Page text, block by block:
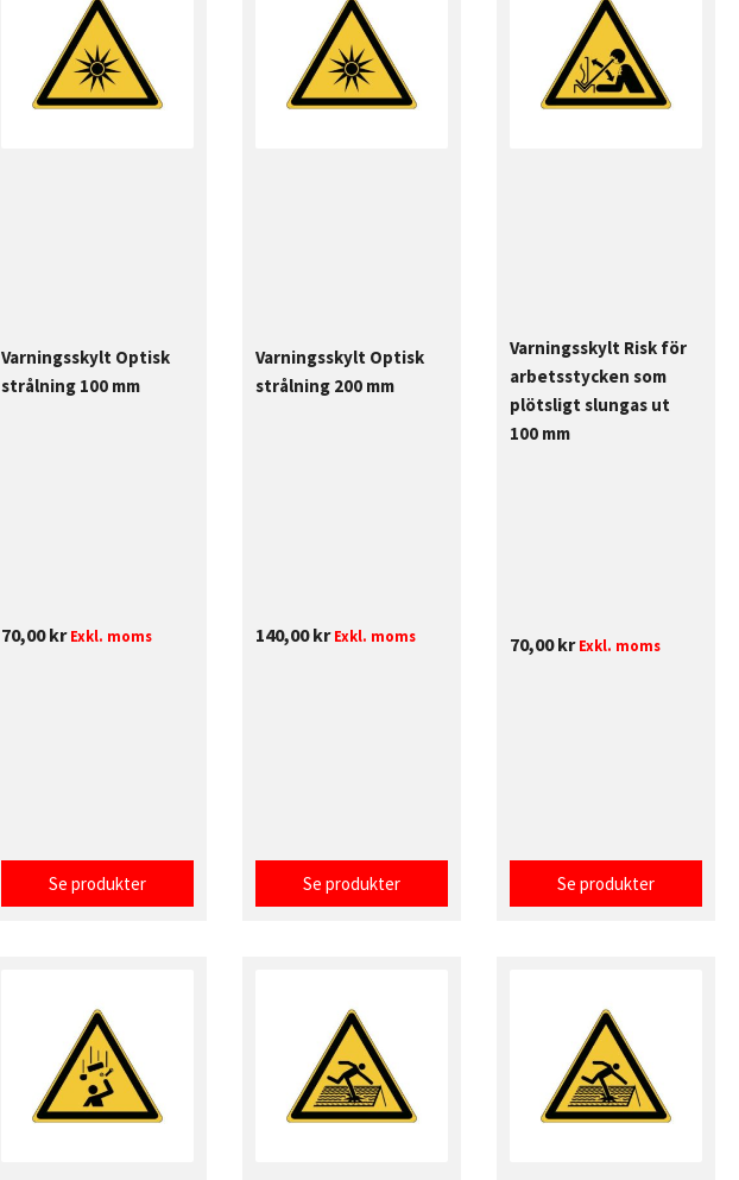
Varningsskylt Optisk
strålning 100 mm
70,00kr Exkl. moms
Se produkter
Varningsskylt Optisk
strålning 200 mm
140,00kr Exkl. moms
Se produkter
Varningsskylt Risk för
arbetsstycken som
plötsligt slungas ut
100 mm
70,00kr Exkl. moms
Se produkter